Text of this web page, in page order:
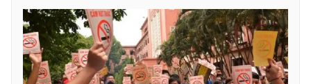
Thị trường
Tư vấn
Lịch phát sóng
Chuyên mục khác